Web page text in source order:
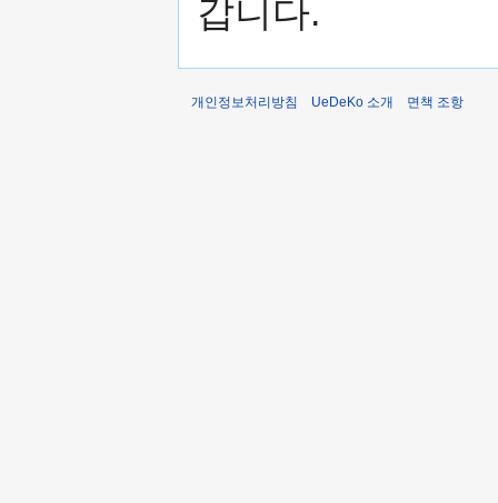
갑니다.
개인정보처리방침 UeDeKo 소개 면책 조항